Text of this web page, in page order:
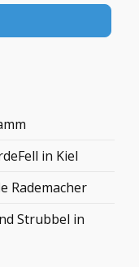
in Kiel
Rademacher
Strubbel in